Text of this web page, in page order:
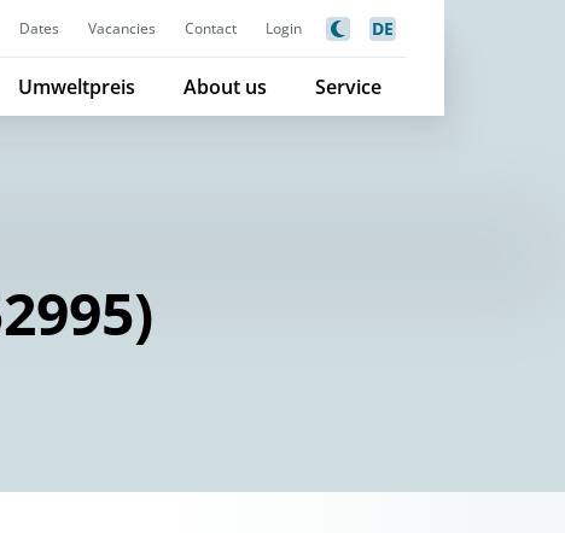
Dates Vacancies Contact Login DE
Umweltpreis About us Service